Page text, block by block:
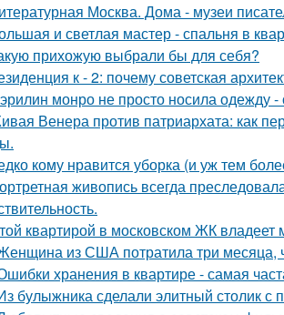
Москва. Дома - музеи
и светлая мастер - спальня в
прихожую выбрали бы для себя?
к - 2: почему советская
монро не просто носила одежду -
Венера против патриархата: как
кому нравится уборка (и уж тем
живопись всегда
квартирой в московском ЖК владеет
из США потратила три месяца,
хранения в квартире - самая
булыжника сделали элитный столик